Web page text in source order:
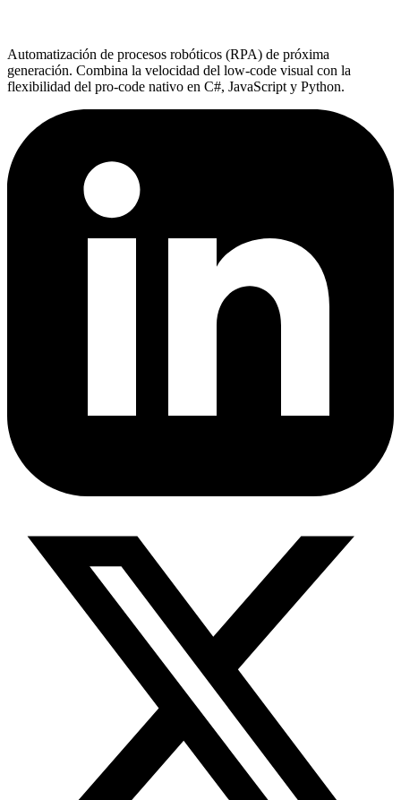
Automatización de procesos robóticos (RPA) de próxima
generación. Combina la velocidad del low-code visual con la
flexibilidad del pro-code nativo en C#, JavaScript y Python.